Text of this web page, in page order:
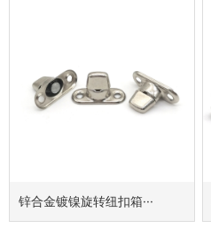
锌合金镀镍旋转纽扣箱···